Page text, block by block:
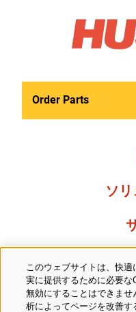
Order Parts
ソ
当
このウェブサイトは、快
実に提供するために必要
無効にすることはできま
析によってページを改善